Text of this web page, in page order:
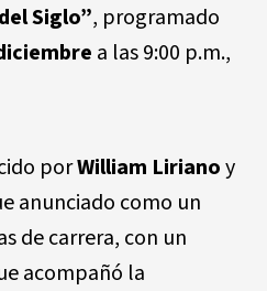
Siglo”, programado
a las 9:00 p.m.,
porWilliam Lirianoy
anunciado como un
de carrera, con un
acompañó la